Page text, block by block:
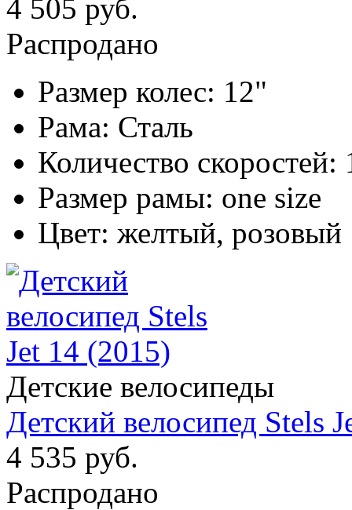
4 505 руб.
Распродано
Размер колес: 12"
Рама: Сталь
Количество скоростей:
Размер рамы: one size
Цвет: желтый, розовый
Детские велосипеды
Детский велосипед Stels
4 535 руб.
Распродано